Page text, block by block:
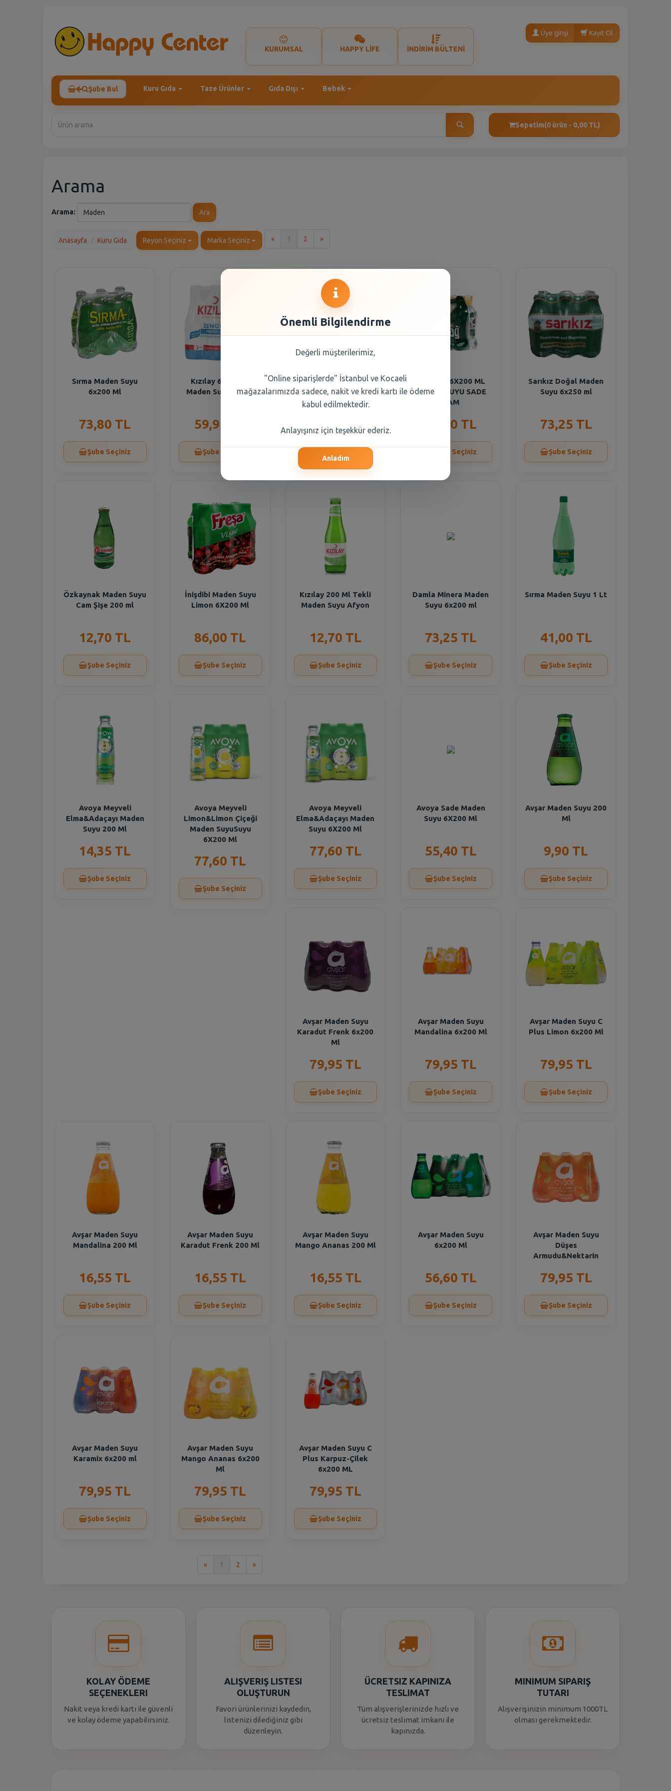
KURUMSAL HAPPY LİFE İNDİRİM BÜLTENİ
Üye girişi Kayıt Ol
Şube Bul Kuru Gıda Taze Ürünler Gıda Dışı Bebek
Sepetim(0 ürün - 0,00 TL)
Arama
Arama: Ara
Anasayfa Kuru Gıda Reyon Seçiniz Marka Seçiniz « 1 2 »Son
Sırma Maden Suyu
6x200 Ml
73,80 TL
Şube Seçiniz
Kızılay 6x200 Ml
Maden Suyu Afyon
59,95 TL
Şube Seçiniz
Özkaynak Maden Suyu
6x200 ml
73,25 TL
ULUDAG 6X200 ML
MADEN SUYU SADE
CAM
77,60 TL
Şube Seçiniz
Sarıkız Doğal Maden
Suyu 6x250 ml
73,25 TL
Şube Seçiniz
Özkaynak Maden Suyu
Cam Şişe 200 ml
12,70 TL
Şube Seçiniz
İnişdibi Maden Suyu
Limon 6X200 Ml
86,00 TL
Şube Seçiniz
Kızılay 200 Ml Tekli
Maden Suyu Afyon
12,70 TL
Şube Seçiniz
Damla Minera Maden
Suyu 6x200 ml
73,25 TL
Şube Seçiniz
Sırma Maden Suyu 1 Lt
41,00 TL
Şube Seçiniz
Avoya Meyveli
Elma&Adaçayı Maden
Suyu 200 Ml
14,35 TL
Şube Seçiniz
Avoya Meyveli
Limon&Limon Çiçeği
Maden SuyuSuyu
6X200 Ml
77,60 TL
Şube Seçiniz
Avoya Meyveli
Elma&Adaçayı Maden
Suyu 6X200 Ml
77,60 TL
Şube Seçiniz
Avoya Sade Maden
Suyu 6X200 Ml
55,40 TL
Şube Seçiniz
Avşar Maden Suyu 200
Ml
9,90 TL
Şube Seçiniz
Avşar Maden Suyu
Karadut Frenk 6x200
Ml
79,95 TL
Şube Seçiniz
Avşar Maden Suyu
Mandalina 6x200 Ml
79,95 TL
Şube Seçiniz
Avşar Maden Suyu C
Plus Limon 6x200 Ml
79,95 TL
Şube Seçiniz
Avşar Maden Suyu
Mandalina 200 Ml
16,55 TL
Şube Seçiniz
Avşar Maden Suyu
Karadut Frenk 200 Ml
16,55 TL
Şube Seçiniz
Avşar Maden Suyu
Mango Ananas 200 Ml
16,55 TL
Şube Seçiniz
Avşar Maden Suyu
6x200 Ml
56,60 TL
Şube Seçiniz
Avşar Maden Suyu
Düşes
Armudu&Nektarin
79,95 TL
Şube Seçiniz
Avşar Maden Suyu
Karamix 6x200 ml
79,95 TL
Şube Seçiniz
Avşar Maden Suyu
Mango Ananas 6x200
Ml
79,95 TL
Şube Seçiniz
Avşar Maden Suyu C
Plus Karpuz-Çilek
6x200 ML
79,95 TL
Şube Seçiniz
« 1 2 »Son
KOLAY ÖDEME
SEÇENEKLERI
Nakit veya kredi kartı ile güvenli
ve kolay ödeme yapabilirsiniz.
ALIŞVERIŞ LISTESI
OLUŞTURUN
Favori ürünlerinizi kaydedin,
listenizi dilediğiniz gibi
düzenleyin.
ÜCRETSIZ KAPINIZA
TESLIMAT
Tüm alışverişlerinizde hızlı ve
ücretsiz teslimat imkanı ile
kapınızda.
MINIMUM SIPARIŞ
TUTARI
Alışverişinizin minimum 1000TL
olması gerekmektedir.
Önemli Bilgilendirme
Değerli müşterilerimiz,
"Online siparişlerde" İstanbul ve Kocaeli
mağazalarımızda sadece, nakit ve kredi kartı ile ödeme
kabul edilmektedir.
Anlayışınız için teşekkür ederiz.
Anladım